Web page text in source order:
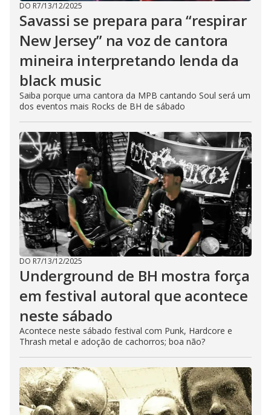
DO R7/13/12/2025
Savassi se prepara para “respirar
New Jersey” na voz de cantora
mineira interpretando lenda da
black music
Saiba porque uma cantora da MPB cantando Soul será um
dos eventos mais Rocks de BH de sábado
DO R7/13/12/2025
Underground de BH mostra força
em festival autoral que acontece
neste sábado
Acontece neste sábado festival com Punk, Hardcore e
Thrash metal e adoção de cachorros; boa não?